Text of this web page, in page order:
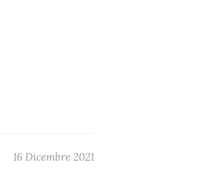
16 Dicembre 2021